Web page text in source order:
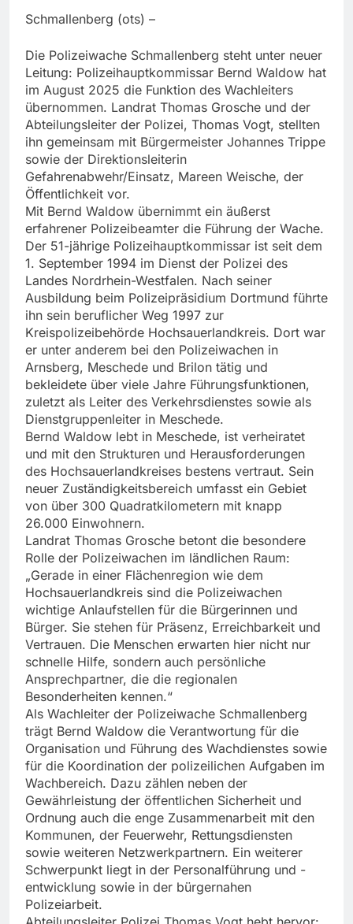
Schmallenberg (ots) –
Die Polizeiwache Schmallenberg steht unter neuer
Leitung: Polizeihauptkommissar Bernd Waldow hat
im August 2025 die Funktion des Wachleiters
übernommen. Landrat Thomas Grosche und der
Abteilungsleiter der Polizei, Thomas Vogt, stellten
ihn gemeinsam mit Bürgermeister Johannes Trippe
sowie der Direktionsleiterin
Gefahrenabwehr/Einsatz, Mareen Weische, der
Öffentlichkeit vor.
Mit Bernd Waldow übernimmt ein äußerst
erfahrener Polizeibeamter die Führung der Wache.
Der 51-jährige Polizeihauptkommissar ist seit dem
1. September 1994 im Dienst der Polizei des
Landes Nordrhein-Westfalen. Nach seiner
Ausbildung beim Polizeipräsidium Dortmund führte
ihn sein beruflicher Weg 1997 zur
Kreispolizeibehörde Hochsauerlandkreis. Dort war
er unter anderem bei den Polizeiwachen in
Arnsberg, Meschede und Brilon tätig und
bekleidete über viele Jahre Führungsfunktionen,
zuletzt als Leiter des Verkehrsdienstes sowie als
Dienstgruppenleiter in Meschede.
Bernd Waldow lebt in Meschede, ist verheiratet
und mit den Strukturen und Herausforderungen
des Hochsauerlandkreises bestens vertraut. Sein
neuer Zuständigkeitsbereich umfasst ein Gebiet
von über 300 Quadratkilometern mit knapp
26.000 Einwohnern.
Landrat Thomas Grosche betont die besondere
Rolle der Polizeiwachen im ländlichen Raum:
„Gerade in einer Flächenregion wie dem
Hochsauerlandkreis sind die Polizeiwachen
wichtige Anlaufstellen für die Bürgerinnen und
Bürger. Sie stehen für Präsenz, Erreichbarkeit und
Vertrauen. Die Menschen erwarten hier nicht nur
schnelle Hilfe, sondern auch persönliche
Ansprechpartner, die die regionalen
Besonderheiten kennen.“
Als Wachleiter der Polizeiwache Schmallenberg
trägt Bernd Waldow die Verantwortung für die
Organisation und Führung des Wachdienstes sowie
für die Koordination der polizeilichen Aufgaben im
Wachbereich. Dazu zählen neben der
Gewährleistung der öffentlichen Sicherheit und
Ordnung auch die enge Zusammenarbeit mit den
Kommunen, der Feuerwehr, Rettungsdiensten
sowie weiteren Netzwerkpartnern. Ein weiterer
Schwerpunkt liegt in der Personalführung und -
entwicklung sowie in der bürgernahen
Polizeiarbeit.